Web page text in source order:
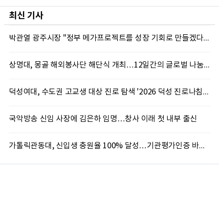
최신 기사
박관열 광주시장 "정부 메가프로젝트를 성장 기회로 만들겠다"…첫 시정토론회 개최
상명대, 몽골 해외봉사단 해단식 개최…12일간의 글로벌 나눔 성료
덕성여대, 수도권 고교생 대상 진로 탐색 '2026 덕성 진로나침판' 개최
국악방송 신임 사장에 김은하 임명…창사 이래 첫 내부 출신
가톨릭관동대, 신입생 충원율 100% 달성…기관평가인증 바탕 학생 지원 '가속'